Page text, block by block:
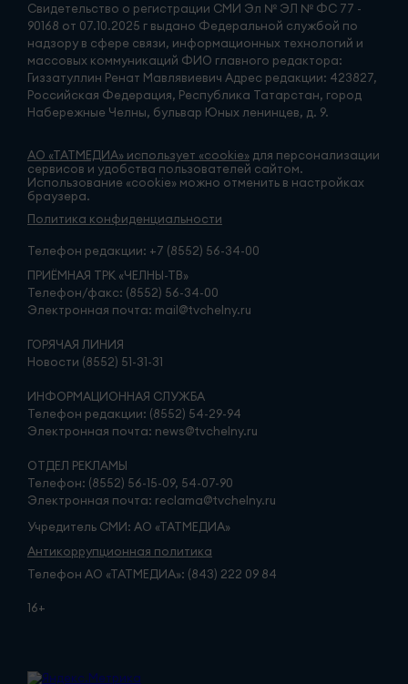
Свидетельство о регистрации СМИ Эл № ЭЛ № ФС 77 -
90168 от 07.10.2025 г выдано Федеральной службой по
надзору в сфере связи, информационных технологий и
массовых коммуникаций ФИО главного редактора:
Гиззатуллин Ренат Мавлявиевич Адрес редакции: 423827,
Российская Федерация, Республика Татарстан, город
Набережные Челны, бульвар Юных ленинцев, д. 9.
АО «ТАТМЕДИА» использует «cookie» для персонализации
сервисов и удобства пользователей сайтом.
Использование «cookie» можно отменить в настройках
браузера.
Политика конфиденциальности
Телефон редакции: +7 (8552) 56-34-00
ПРИЁМНАЯ ТРК «ЧЕЛНЫ-ТВ»
Телефон/факс: (8552) 56-34-00
Электронная почта: mail@tvchelny.ru
ГОРЯЧАЯ ЛИНИЯ
Новости (8552) 51-31-31
ИНФОРМАЦИОННАЯ СЛУЖБА
Телефон редакции: (8552) 54-29-94
Электронная почта: news@tvchelny.ru
ОТДЕЛ РЕКЛАМЫ
Телефон: (8552) 56-15-09, 54-07-90
Электронная почта: reclama@tvchelny.ru
Учредитель СМИ: АО «ТАТМЕДИА»
Антикоррупционная политика
Телефон АО «ТАТМЕДИА»: (843) 222 09 84
16+